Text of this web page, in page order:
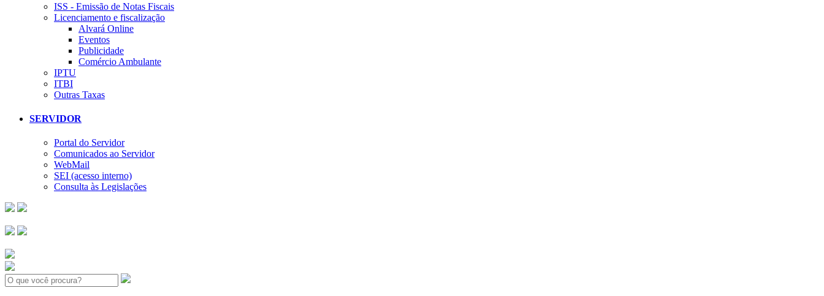
ISS - Emissão de Notas Fiscais
Licenciamento e fiscalização
Alvará Online
Eventos
Publicidade
Comércio Ambulante
IPTU
ITBI
Outras Taxas
SERVIDOR
Portal do Servidor
Comunicados ao Servidor
WebMail
SEI (acesso interno)
Consulta às Legislações
Search: